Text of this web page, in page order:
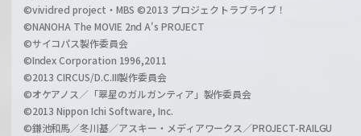
©vividred project・MBS ©2013 プロジェクトラブライブ！
©NANOHA The MOVIE 2nd A's PROJECT
©サイコパス製作委員会
©Index Corporation 1996,2011
©2013 CIRCUS/D.C.III製作委員会
©オケアノス／「翠星のガルガンティア」製作委員会
©2013 Nippon Ichi Software, Inc.
©鎌池和馬／冬川基／アスキー・メディアワークス／PROJECT-RAILGU